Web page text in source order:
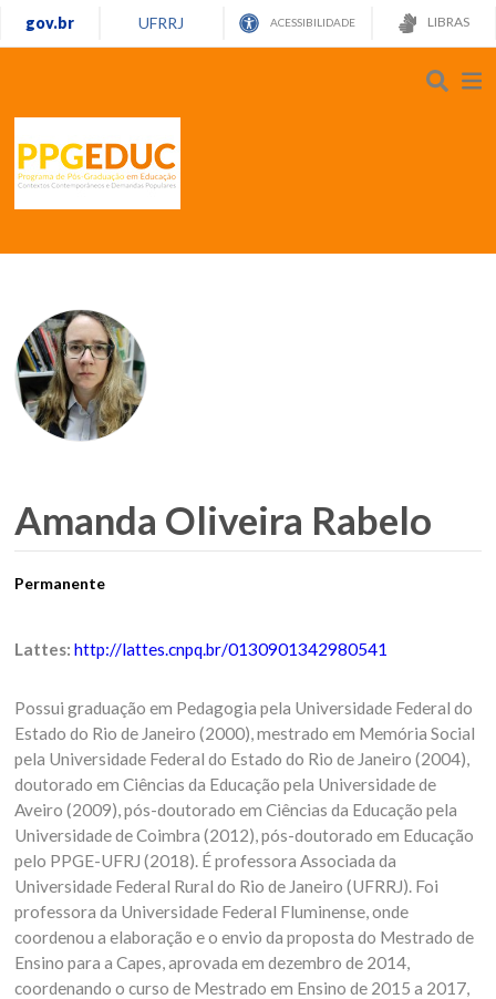
gov.br UFRRJ ACESSIBILIDADE LIBRAS
Amanda Oliveira Rabelo
Permanente
Lattes: http://lattes.cnpq.br/0130901342980541
Possui graduação em Pedagogia pela Universidade Federal do
Estado do Rio de Janeiro (2000), mestrado em Memória Social
pela Universidade Federal do Estado do Rio de Janeiro (2004),
doutorado em Ciências da Educação pela Universidade de
Aveiro (2009), pós-doutorado em Ciências da Educação pela
Universidade de Coimbra (2012), pós-doutorado em Educação
pelo PPGE-UFRJ (2018). É professora Associada da
Universidade Federal Rural do Rio de Janeiro (UFRRJ). Foi
professora da Universidade Federal Fluminense, onde
coordenou a elaboração e o envio da proposta do Mestrado de
Ensino para a Capes, aprovada em dezembro de 2014,
coordenando o curso de Mestrado em Ensino de 2015 a 2017,